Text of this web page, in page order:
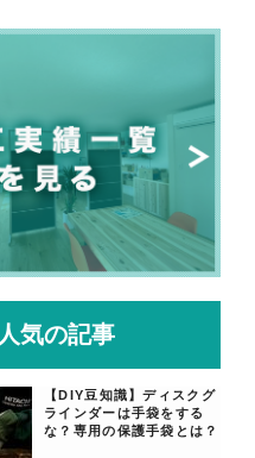
人気の記事
【DIY豆知識】ディスクグ
ラインダーは手袋をする
な？専用の保護手袋とは？